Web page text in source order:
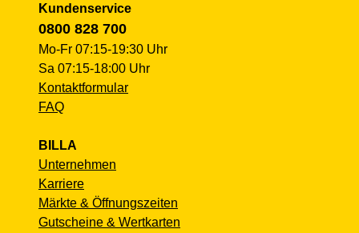
Kundenservice
0800 828 700
Mo-Fr 07:15-19:30 Uhr
Sa 07:15-18:00 Uhr
Kontaktformular
FAQ
BILLA
Unternehmen
Karriere
Märkte & Öffnungszeiten
Gutscheine & Wertkarten